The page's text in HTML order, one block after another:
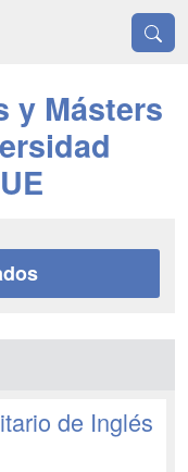
y Másters
de Inglés